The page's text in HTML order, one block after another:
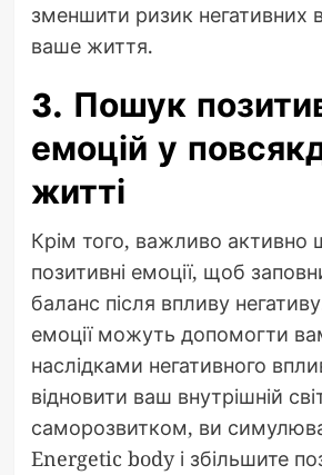
зменшити ризик негативних
ваше життя.
3. Пошук
емоцій у
житті
Крім того, важливо активно
позитивні емоції, щоб
баланс після впливу
емоції можуть допомогти
наслідками негативного
відновити ваш внутрішній
саморозвитком, ви
Energetic body і збільшите